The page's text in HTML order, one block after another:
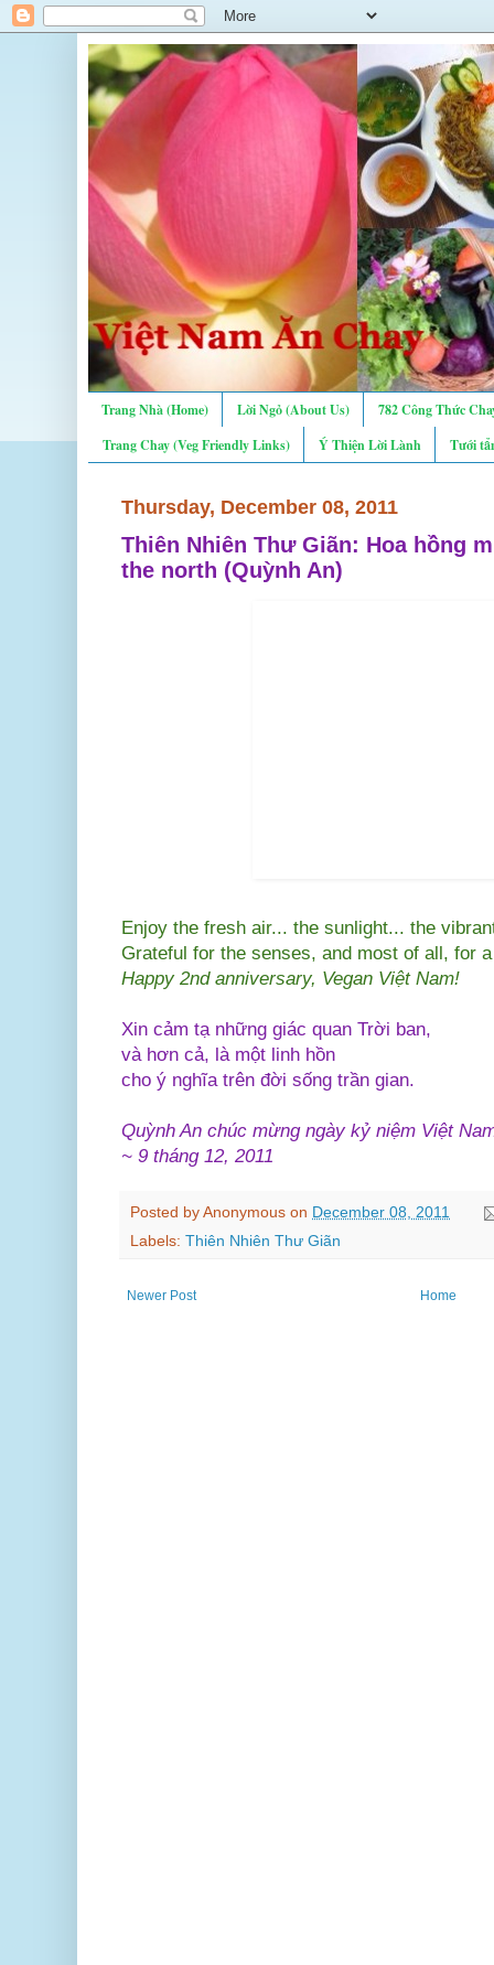
Trang Nhà (Home) Lời Ngỏ (About Us)
782 Công Thức
Trang Chay (Veg Friendly Links)
Ý Thiện Lời Lành Tưới
Thursday, December 08, 2011
Thiên Nhiên Thư Giãn: Hoa hồng
the north (Quỳnh An)
Enjoy the fresh air... the sunlight... the
Grateful for the senses, and most of all, for
Happy 2nd anniversary, Vegan Việt Nam!
Xin cảm tạ những giác quan Trời ban,
và hơn cả, là một linh hồn
cho ý nghĩa trên đời sống trần gian.
Quỳnh An chúc mừng ngày kỷ niệm Việt
~ 9 tháng 12, 2011
Posted by Anonymous on December 08, 2011
Labels: Thiên Nhiên Thư Giãn
Newer Post Home